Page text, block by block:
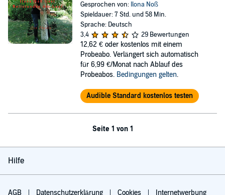
Gesprochen von: Ilona Noß
Spieldauer: 7 Std. und 58 Min.
Sprache: Deutsch
3,4
29 Bewertungen
12,62 € oder kostenlos mit einem
Probeabo. Verlängert sich automatisch
für 6,99 €/Monat nach Ablauf des
Probeabos. Bedingungen gelten.
Audible Standard kostenlos testen
Seite 1 von 1
Hilfe
AGB Datenschutzerklärung Cookies Internetwerbung